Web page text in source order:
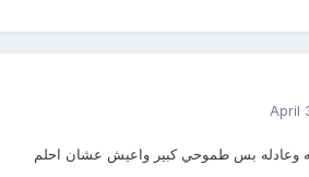
April
وعادله بس طموحي كبير واعيش عشان احلم